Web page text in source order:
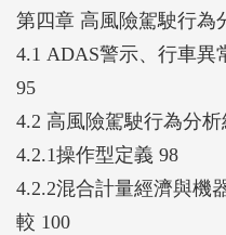
第四章 高風險駕駛行為
4.1 ADAS警示、行車異
95
4.2 高風險駕駛行為分
4.2.1操作型定義 98
4.2.2混合計量經濟與機
較 100